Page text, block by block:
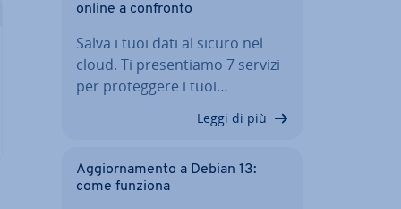
online a confronto
Salva i tuoi dati al sicuro nel
cloud. Ti pre­sen­tia­mo 7 servizi
per pro­teg­ge­re i tuoi…
Leggi di più
Ag­gior­na­men­to a Debian 13:
come funziona